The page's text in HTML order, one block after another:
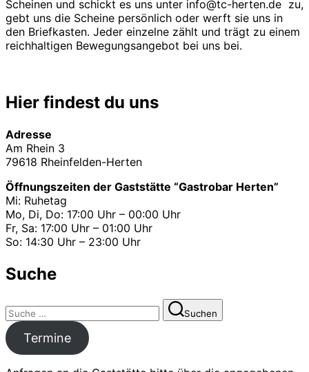
Scheinen und schickt es uns unter info@tc-herten.de zu,
gebt uns die Scheine persönlich oder werft sie uns in
den Briefkasten. Jeder einzelne zählt und trägt zu einem
reichhaltigen Bewegungsangebot bei uns bei.
Hier findest du uns
Adresse
Am Rhein 3
79618 Rheinfelden-Herten
Öffnungszeiten der Gaststätte “Gastrobar Herten”
Mi: Ruhetag
Mo, Di, Do: 17:00 Uhr – 00:00 Uhr
Fr, Sa: 17:00 Uhr – 01:00 Uhr
So: 14:30 Uhr – 23:00 Uhr
Suche
Suchen
nach:
Suchen
Termine